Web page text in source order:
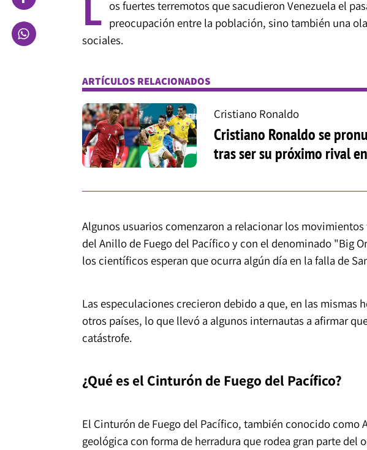
os fuertes terremotos que sacudieron Venezuela el
preocupación entre la población, sino también una
sociales.
ARTÍCULOS RELACIONADOS
Cristiano Ronaldo
Cristiano Ronaldo se
tras ser su próximo rival
Algunos usuarios comenzaron a relacionar los
del Anillo de Fuego del Pacífico y con el denominado "Big
los científicos esperan que ocurra algún día en la falla de
Las especulaciones crecieron debido a que, en las mismas
otros países, lo que llevó a algunos internautas a afirmar
catástrofe.
¿Qué es el Cinturón de Fuego del Pacífico?
El Cinturón de Fuego del Pacífico, también conocido como
geológica con forma de herradura que rodea gran parte del